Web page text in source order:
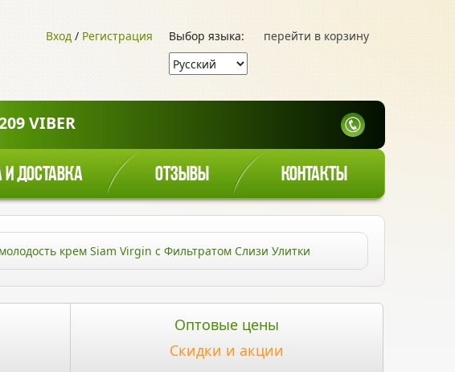
перейти в корзину
Выбор языка:
Вход / Регистрация
VIBER
И ДОСТАВКА ОТЗЫВЫ КОНТАКТЫ
крем Siam Virgin с Фильтратом Слизи Улитки
Оптовые цены
Скидки и акции